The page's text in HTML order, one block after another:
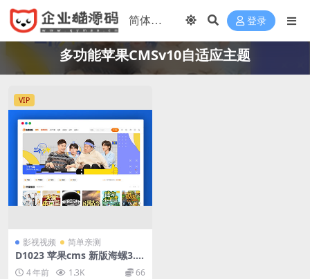
登录
多功能苹果CMSv10自适应主题
VIP
影视视频 简单亲测
D1023 苹果cms 新版海螺3.1
版本全解密模板
4 年前 1.3K 66